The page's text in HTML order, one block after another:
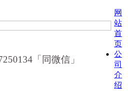
「同微信」
网
站
首
页
公
司
介
绍